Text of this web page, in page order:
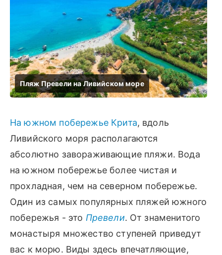
На южном побережье Крита, вдоль
Ливийского моря располагаются
абсолютно завораживающие пляжи. Вода
на южном побережье более чистая и
прохладная, чем на северном побережье.
Один из самых популярных пляжей южного
побережья - это Превели. От знаменитого
монастыря множество ступеней приведут
вас к морю. Виды здесь впечатляющие,